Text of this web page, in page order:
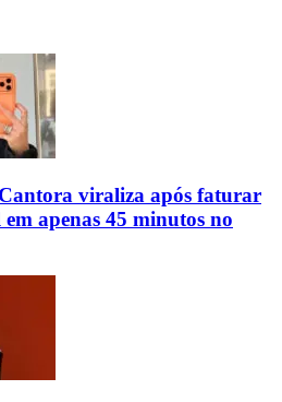
viraliza após faturar
apenas 45 minutos no